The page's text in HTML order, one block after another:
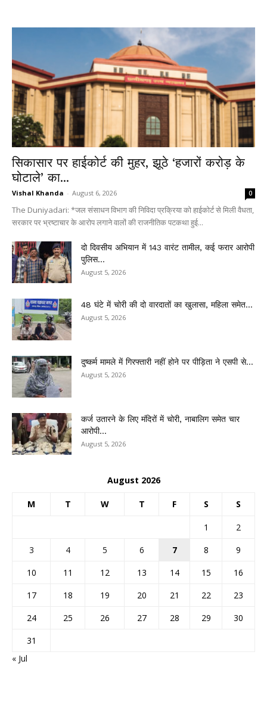
सिकासार पर हाईकोर्ट की मुहर, झूठे ‘हजारों करोड़ के
घोटाले’ का...
Vishal Khanda - August 6, 2026 0
The Duniyadari: *जल संसाधन विभाग की निविदा प्रक्रिया को हाईकोर्ट से मिली वैधता,
सरकार पर भ्रष्टाचार के आरोप लगाने वालों की राजनीतिक पटकथा हुई...
दो दिवसीय अभियान में 143 वारंट तामील, कई फरार आरोपी
पुलिस...
August 5, 2026
48 घंटे में चोरी की दो वारदातों का खुलासा, महिला समेत...
August 5, 2026
दुष्कर्म मामले में गिरफ्तारी नहीं होने पर पीड़िता ने एसपी से...
August 5, 2026
कर्ज उतारने के लिए मंदिरों में चोरी, नाबालिग समेत चार
आरोपी...
August 5, 2026
August 2026
M T W T F S S
1
2
3
4 5 6 7 8
9
10
11 12 13 14 15
16
17
18 19 20 21 22
23
24
25 26 27 28 29
30
31
« Jul